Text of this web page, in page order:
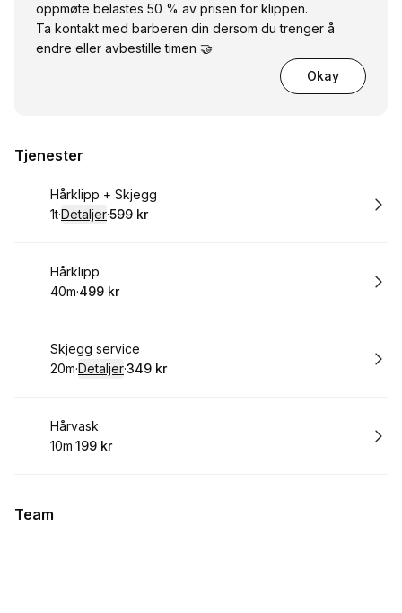
oppmøte belastes 50 % av prisen for klippen.
Ta kontakt med barberen din dersom du trenger å
endre eller avbestille timen 🤝
Okay
Tjenester
Bestill time
Hårklipp + Skjegg
.Varighet:
1t·Detaljer·
.Pris:
599 kr
Bestill time
Hårklipp
.Varighet:
40m·
.Pris:
499 kr
Bestill time
Skjegg service
.Varighet:
20m·Detaljer·
.Pris:
349 kr
Bestill time
Hårvask
.Varighet
10m·
.Pris:
199 kr
Team